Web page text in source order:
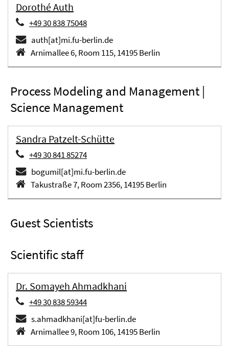
Dorothé Auth
+49 30 838 75048
auth[at]mi.fu-berlin.de
Arnimallee 6, Room 115, 14195 Berlin
Process Modeling and Management |
Science Management
Sandra Patzelt-Schütte
+49 30 841 85274
bogumil[at]mi.fu-berlin.de
Takustraße 7, Room 2356, 14195 Berlin
Guest Scientists
Scientific staff
Dr. Somayeh Ahmadkhani
+49 30 838 59344
s.ahmadkhani[at]fu-berlin.de
Arnimallee 9, Room 106, 14195 Berlin